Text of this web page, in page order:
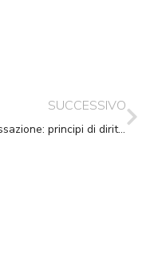
SUCCESSIVO
Cassazione: principi di diritto in merito alla prova di notificazione a mezzo posta